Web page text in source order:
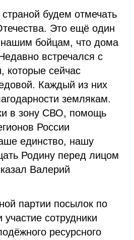
будем отмечать
Это ещё один
бойцам, что дома
встречался с
которые сейчас
Каждый из них
землякам.
в зону СВО, помощь
России
единство, нашу
Родину перед лицом
Валерий
партии посылок по
сотрудники
ресурсного